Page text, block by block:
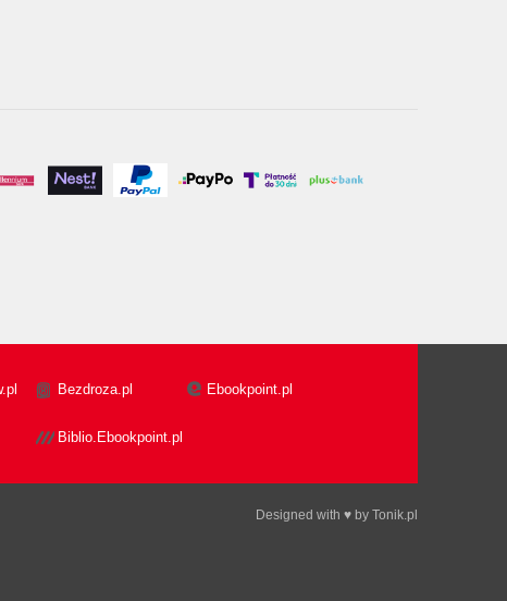
Bezdroza.pl Ebookpoint.pl
Biblio.Ebookpoint.pl
Designed with ♥ by Tonik.pl